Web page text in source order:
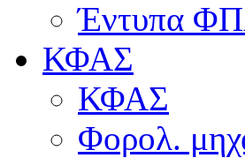
Έντυπα
ΚΦΑΣ
ΚΦΑΣ
Φορολ.